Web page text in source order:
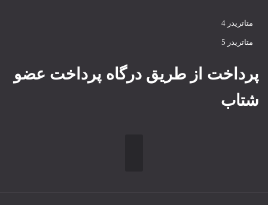
متاتريدر 4
متاتريدر 5
پرداخت از طریق درگاه پرداخت عضو
شتاب